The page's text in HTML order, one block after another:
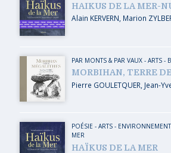
HAIKUS DE LA MER-
Alain KERVERN Marion
PAR MONTS & PAR VAUX- ARTS-
MORBIHAN, TERRE
Pierre GOULETQUER Jean-
POÉSIE - ARTS- ENVIRONNEMENT
MER
HAÏKUS DE LA MER